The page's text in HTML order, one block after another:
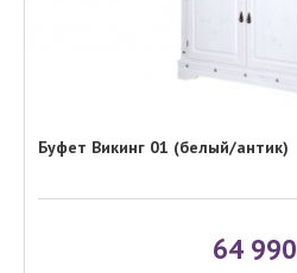
Буфет Викинг 01 (белый/антик)
64 990